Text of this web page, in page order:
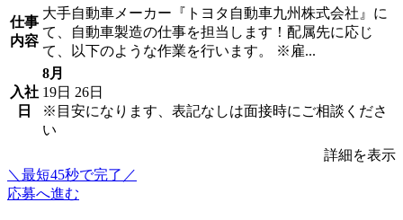
仕事
内容
大手自動車メーカー『トヨタ自動車九州株式会社』に
て、自動車製造の仕事を担当します！配属先に応じ
て、以下のような作業を行います。 ※雇...
入社
日
8月
19日 26日
※目安になります、表記なしは面接時にご相談くださ
い
詳細を表示
＼最短45秒で完了／
応募へ進む